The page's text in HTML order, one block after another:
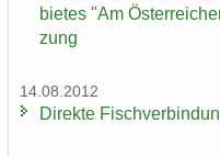
bie­tes "Am
zung
14.08.2012
Di­rek­te